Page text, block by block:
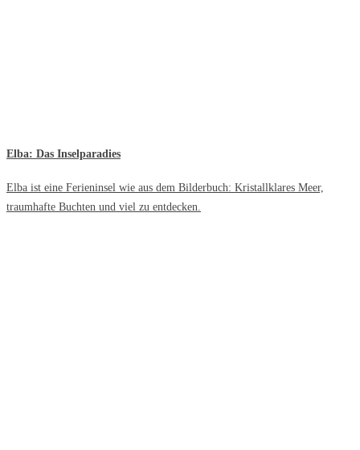
Elba: Das Inselparadies
Elba ist eine Ferieninsel wie aus dem Bilderbuch: Kristallklares Meer,
traumhafte Buchten und viel zu entdecken.